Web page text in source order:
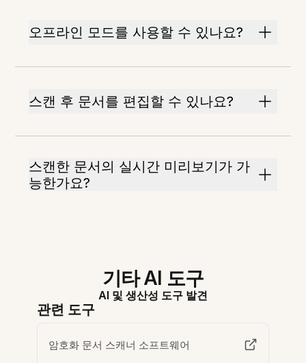
오프라인 모드를 사용할 수 있나요?
스캔 후 문서를 편집할 수 있나요?
스캔한 문서의 실시간 미리보기가 가
능한가요?
기타 AI 도구
AI 및 생산성 도구 발견
관련 도구
암호화 문서 스캐너 소프트웨어